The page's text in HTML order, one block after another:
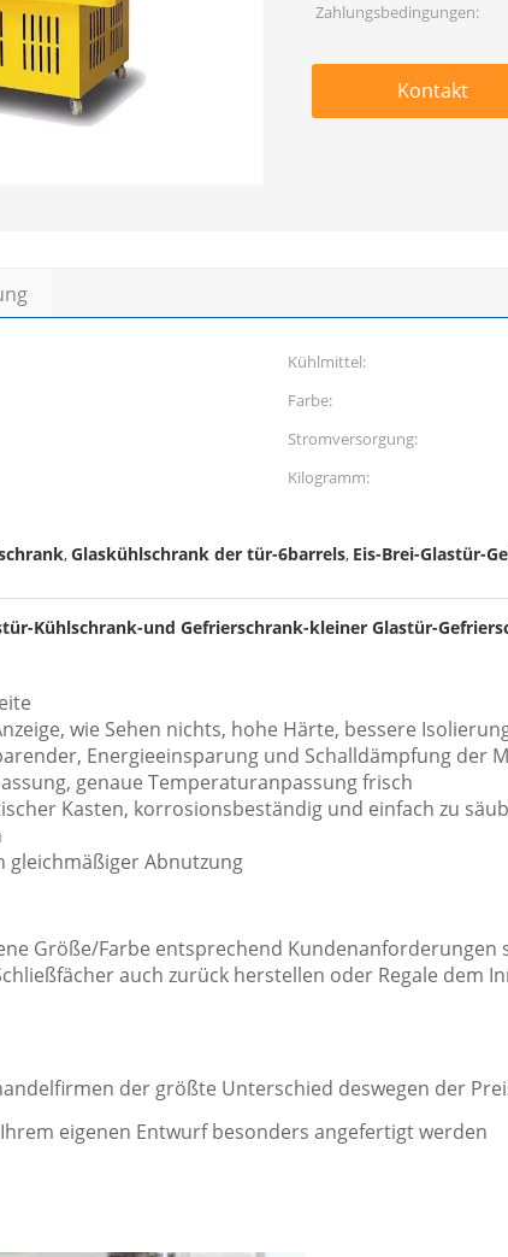
Zahlungsbedingungen:
Kontakt
Kühlmittel:
Farbe:
Stromversorgung:
Kilogramm:
,Glaskühlschrank der tür-6barrels, Eis-Brei-Glastür-
Kühlschrank-und Gefrierschrank-kleiner Glastür-
wie Sehen nichts, hohe Härte, bessere
Energieeinsparung und Schalldämpfung der
genaue Temperaturanpassung frisch
Kasten, korrosionsbeständig und einfach zu
gleichmäßiger Abnutzung
Größe/Farbe entsprechend Kundenanforderungen
auch zurück herstellen oder Regale dem
der größte Unterschied deswegen der
eigenen Entwurf besonders angefertigt werden